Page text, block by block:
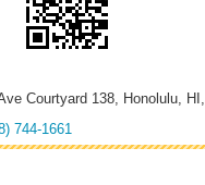
Courtyard 138, Honolulu, HI,
744-1661